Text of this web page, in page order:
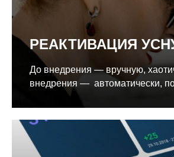
РЕАКТИВАЦИЯ
До внедрения — вручную,
внедрения — автоматически, по